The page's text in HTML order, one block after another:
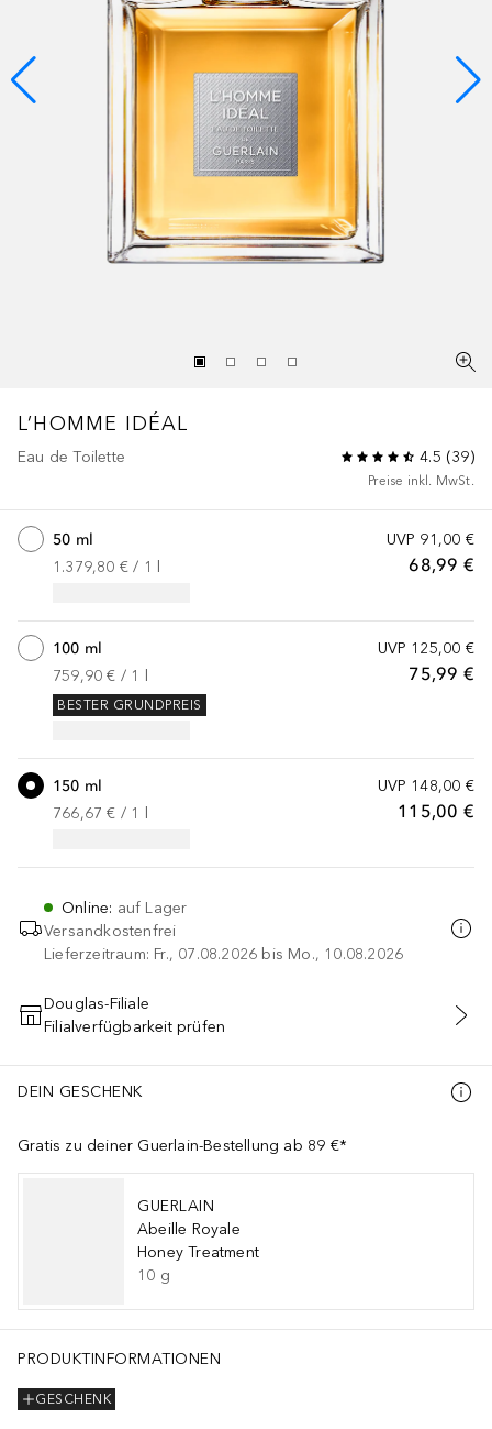
L’HOMME IDÉAL
Eau de Toilette 4.5 (39)
Preise inkl. MwSt.
UVP 91,00 €
68,99 €
50 ml
1.379,80 € / 1
UVP 125,00 €
75,99 €
100 ml
759,90 € / 1
BESTER GRUNDPREIS
UVP 148,00 €
115,00 €
150 ml
766,67 € / 1
Online: auf Lager
Versandkostenfrei
Lieferzeitraum: Fr., 07.08.2026 bis Mo., 10.08.2026
IN DEN WARENKORB
Douglas-Filiale
Filialverfügbarkeit prüfen
DEIN GESCHENK
Gratis zu deiner Guerlain-Bestellung ab 89 €*
GUERLAIN
Abeille Royale
Honey Treatment
10 g
PRODUKTINFORMATIONEN
GESCHENK